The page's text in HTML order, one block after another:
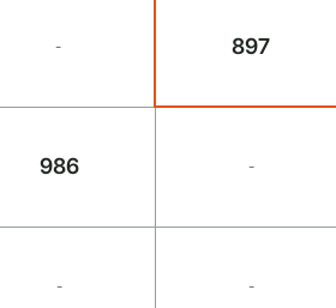
- 897
986 -
- -